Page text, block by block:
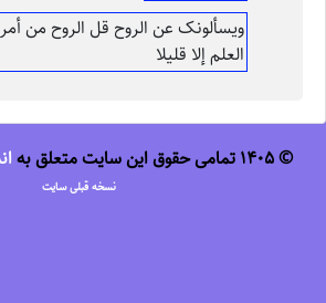
ویسألونک عن الروح قل الروح من
العلم إلا قلیلا
© 1405 تمامی حقوق این سایت متعلق به
نسخه قبلی سایت